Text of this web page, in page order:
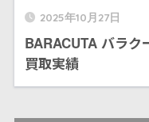
2025年10月27日
BARACUTA バラク
買取実績